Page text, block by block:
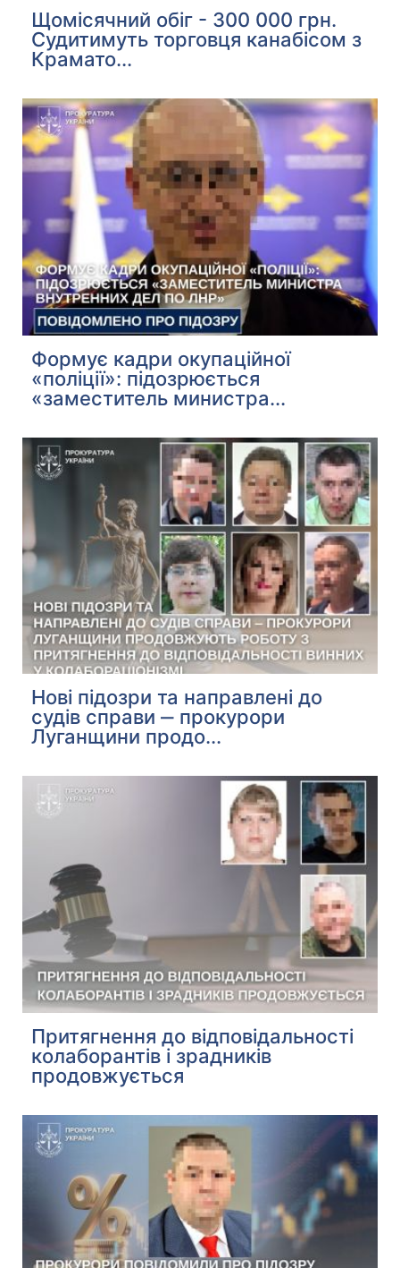
Щомісячний обіг - 300 000 грн.
Судитимуть торговця канабісом з
Крамато...
Формує кадри окупаційної
«поліції»: підозрюється
«заместитель министра...
Нові підозри та направлені до
судів справи ‒ прокурори
Луганщини продо...
Притягнення до відповідальності
колаборантів і зрадників
продовжується